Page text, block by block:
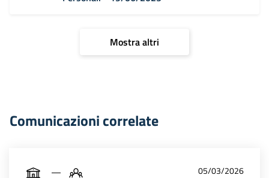
Mostra altri
Comunicazioni correlate
05/03/2026